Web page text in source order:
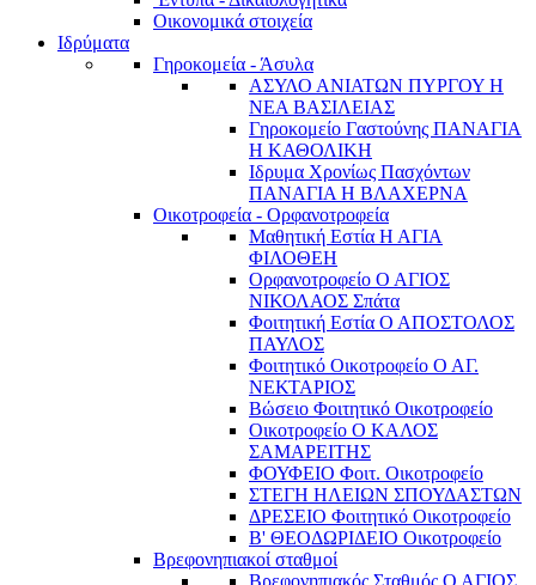
Οικονομικά στοιχεία
Ιδρύματα
Γηροκομεία - Άσυλα
ΑΣΥΛΟ ΑΝΙΑΤΩΝ ΠΥΡΓΟΥ Η
ΝΕΑ ΒΑΣΙΛΕΙΑΣ
Γηροκομείο Γαστούνης ΠΑΝΑΓΙΑ
Η ΚΑΘΟΛΙΚΗ
Ιδρυμα Χρονίως Πασχόντων
ΠΑΝΑΓΙΑ Η ΒΛΑΧΕΡΝΑ
Οικοτροφεία - Ορφανοτροφεία
Μαθητική Εστία Η ΑΓΙΑ
ΦΙΛΟΘΕΗ
Ορφανοτροφείο Ο ΑΓΙΟΣ
ΝΙΚΟΛΑΟΣ Σπάτα
Φοιτητική Εστία Ο ΑΠΟΣΤΟΛΟΣ
ΠΑΥΛΟΣ
Φοιτητικό Οικοτροφείο Ο ΑΓ.
ΝΕΚΤΑΡΙΟΣ
Βώσειο Φοιτητικό Οικοτροφείο
Οικοτροφείο Ο ΚΑΛΟΣ
ΣΑΜΑΡΕΙΤΗΣ
ΦΟΥΦΕΙΟ Φοιτ. Οικοτροφείο
ΣΤΕΓΗ ΗΛΕΙΩΝ ΣΠΟΥΔΑΣΤΩΝ
ΔΡΕΣΕΙΟ Φοιτητικό Οικοτροφείο
Β' ΘΕΟΔΩΡΙΔΕΙΟ Οικοτροφείο
Βρεφονηπιακοί σταθμοί
Βρεφονηπιακός Σταθμός Ο ΑΓΙΟΣ